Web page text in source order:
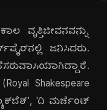
ವೃತ್ತಿಜೀವನವನ್ನು
ಜನಿಸಿದರು.
Shakespeare
'ದಿ ಮರ್ಚೆಂಟ್